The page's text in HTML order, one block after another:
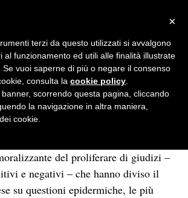
BROWSE TAG
Murgia
Silvia Romano. La
dell’analisi critica
della volontaria Silvia
del proliferare di giudizi –
e negativi – che hanno diviso il
su questioni epidermiche, le più
×
terzi da questo utilizzati si avvalgono
al funzionamento ed utili alle finalità illustrate
Se vuoi saperne di più o negare il consenso
consulta la cookie policy
scorrendo questa pagina, cliccando
la navigazione in altra maniera,
cookie.